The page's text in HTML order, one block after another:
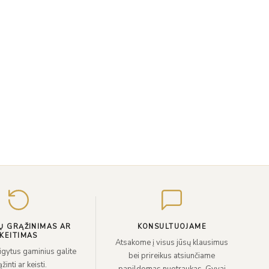
GRĄŽINIMAS AR
KEITIMAS
gaminius galite
ar keisti.
KONSULTUOJAME
Atsakome į visus jūsų klausimus
bei prireikus atsiunčiame